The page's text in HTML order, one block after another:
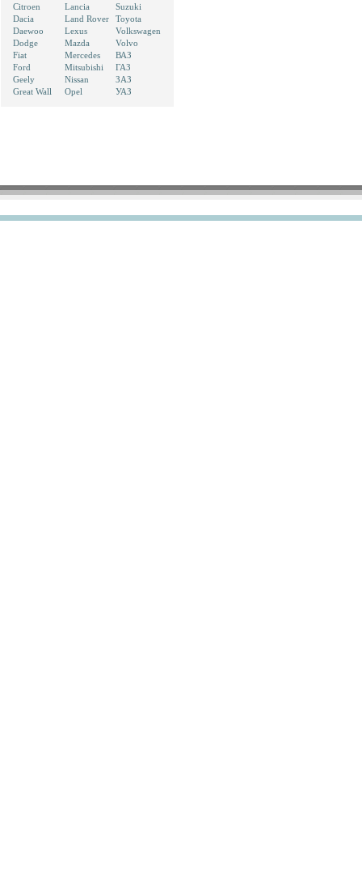
Citroen
Dacia
Daewoo
Dodge
Fiat
Ford
Geely
Great Wall
Lancia
Land Rover
Lexus
Mazda
Mercedes
Mitsubishi
Nissan
Opel
Suzuki
Toyota
Volkswagen
Volvo
ВАЗ
ГАЗ
ЗАЗ
УАЗ